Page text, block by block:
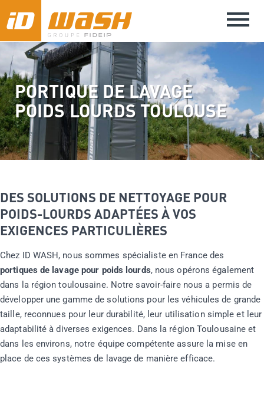
au
principal
Toggle
PORTIQUE DE LAVAGE
POIDS LOURDS TOULOUSE
DES SOLUTIONS DE NETTOYAGE POUR
POIDS-LOURDS ADAPTÉES À VOS
EXIGENCES PARTICULIÈRES
Chez ID WASH, nous sommes spécialiste en France des
portiques de lavage pour poids lourds, nous opérons également
dans la région toulousaine. Notre savoir-faire nous a permis de
développer une gamme de solutions pour les véhicules de grande
taille, reconnues pour leur durabilité, leur utilisation simple et leur
adaptabilité à diverses exigences. Dans la région Toulousaine et
dans les environs, notre équipe compétente assure la mise en
place de ces systèmes de lavage de manière efficace.